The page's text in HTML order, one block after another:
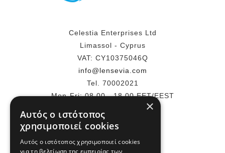
Celestia Enterprises Ltd
Limassol - Cyprus
VAT: CY10375046Q
info@lensevia.com
Tel. 70002021
Mon-Fri: 08.00 - 18.00 EET/EEST
ΠΕΡΙΣΣΌΤΕΡΑ
×
Αυτός ο ιστότοπος
χρησιμοποιεί cookies
Αυτός ο ιστότοπος χρησιμοποιεί cookies
για τη βελτίωση της εμπειρίας των